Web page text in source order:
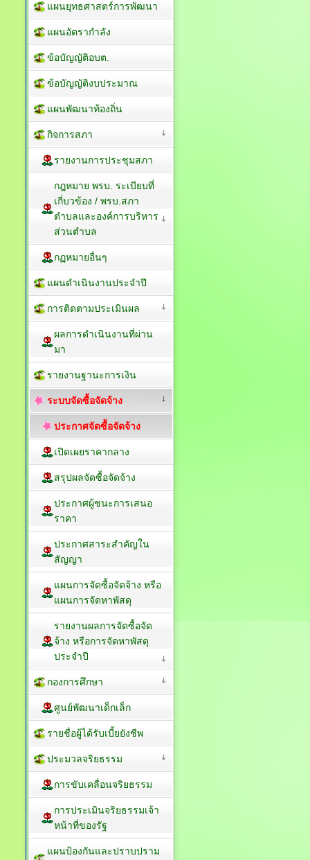
แผนยุทธศาสตร์การพัฒนา
แผนอัตรากำลัง
ข้อบัญญัติอบต.
ข้อบัญญัติงบประมาณ
แผนพัฒนาท้องถิ่น
กิจการสภา
รายงานการประชุมสภา
กฎหมาย พรบ. ระเบียบที่
เกี่บวข้อง / พรบ.สภา
ตำบลและองค์การบริหาร
ส่วนตำบล
กฏหมายอื่นๆ
แผนดำเนินงานประจำปี
การติดตามประเมินผล
ผลการดำเนินงานที่ผ่าน
มา
รายงานฐานะการเงิน
ระบบจัดซื้อจัดจ้าง
ประกาศจัดซื้อจัดจ้าง
เปิดเผยราคากลาง
สรุปผลจัดซื้อจัดจ้าง
ประกาศผู้ชนะการเสนอ
ราคา
ประกาศสาระสำคัญใน
สัญญา
แผนการจัดซื้อจัดจ้าง หรือ
แผนการจัดหาพัสดุ
รายงานผลการจัดซื้อจัด
จ้าง หรือการจัดหาพัสดุ
ประจำปี
กองการศึกษา
ศูนย์พัฒนาเด็กเล็ก
รายชื่อผู้ได้รับเบี้ยยังชีพ
ประมวลจริยธรรม
การขับเคลื่อนจริยธรรม
การประเมินจริยธรรมเจ้า
หน้าที่ของรัฐ
แผนป้องกันและปราบปราม